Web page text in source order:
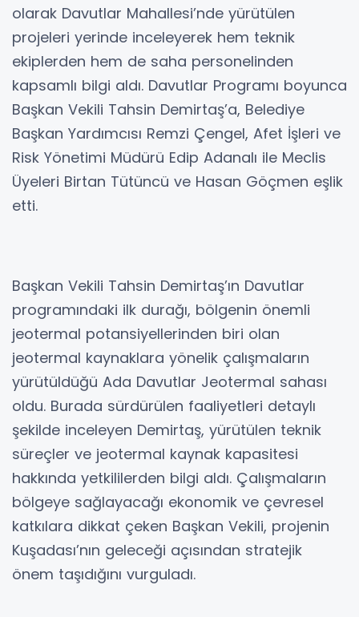
olarak Davutlar Mahallesi’nde yürütülen
projeleri yerinde inceleyerek hem teknik
ekiplerden hem de saha personelinden
kapsamlı bilgi aldı. Davutlar Programı boyunca
Başkan Vekili Tahsin Demirtaş’a, Belediye
Başkan Yardımcısı Remzi Çengel, Afet İşleri ve
Risk Yönetimi Müdürü Edip Adanalı ile Meclis
Üyeleri Birtan Tütüncü ve Hasan Göçmen eşlik
etti.
Başkan Vekili Tahsin Demirtaş’ın Davutlar
programındaki ilk durağı, bölgenin önemli
jeotermal potansiyellerinden biri olan
jeotermal kaynaklara yönelik çalışmaların
yürütüldüğü Ada Davutlar Jeotermal sahası
oldu. Burada sürdürülen faaliyetleri detaylı
şekilde inceleyen Demirtaş, yürütülen teknik
süreçler ve jeotermal kaynak kapasitesi
hakkında yetkililerden bilgi aldı. Çalışmaların
bölgeye sağlayacağı ekonomik ve çevresel
katkılara dikkat çeken Başkan Vekili, projenin
Kuşadası’nın geleceği açısından stratejik
önem taşıdığını vurguladı.